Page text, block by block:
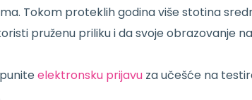
Tokom proteklih godina više stotina
pruženu priliku i da svoje obrazovanje
elektronsku prijavu za učešće na